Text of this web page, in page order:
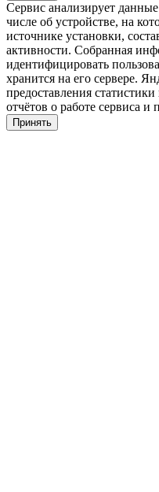
Сервис анализирует
числе об устройстве, на
источнике установки,
активности. Собранная
идентифицировать
хранится на его сервере.
предоставления
отчётов о работе сервиса и
Принять